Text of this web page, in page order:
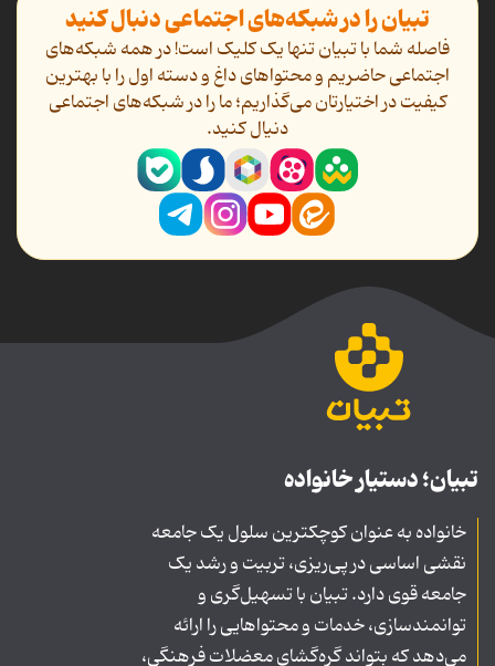
تبیان را در شبکه‌های اجتماعی دنبال کنید
فاصله شما با تبیان تنها یک کلیک است! در همه شبکه‌های
اجتماعی حاضریم و محتواهای داغ و دسته اول را با بهترین
کیفیت در اختیارتان می‌گذاریم؛ ما را در شبکه‌های اجتماعی
دنیال کنید.
تبیان؛ دستیار خانواده
خانواده به عنوان کوچکترین سلول یک جامعه
نقشی اساسی در پی‌ریزی، تربیت و رشد یک
جامعه قوی دارد. تبیان با تسهیل‌گری و
توانمندسازی، خدمات و محتواهایی را ارائه
می‌دهد که بتواند گره‌گشای معضلات فرهنگی،